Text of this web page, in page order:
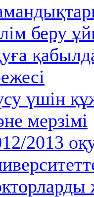
беру
үшін
мерзімі
2013